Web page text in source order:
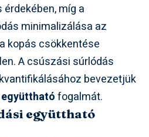
míg a
minimalizálása az
kopás csökkentése
A csúszási súrlódás
bevezetjük
fogalmát.
együttható